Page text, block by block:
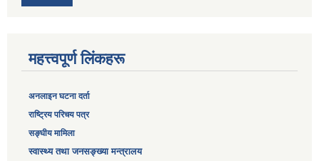
महत्त्वपूर्ण लिंकहरू
अनलाइन घटना दर्ता
‎राष्ट्रिय परिचय पत्र
सङ्‍घीय मामिला
स्वास्थ्य तथा जनसङ्ख्या मन्त्रालय